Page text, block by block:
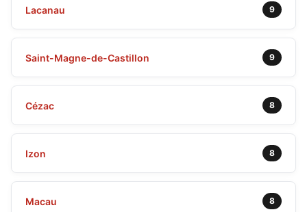
Lacanau 9
Saint-Magne-de-Castillon 9
Cézac 8
Izon 8
Macau 8